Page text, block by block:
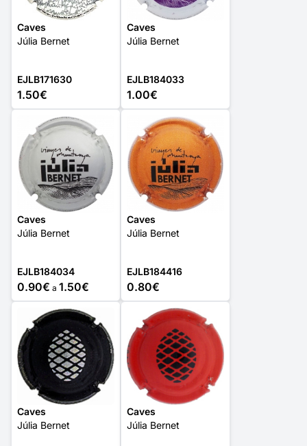
Caves
Júlia Bernet
EJLB171630
1.50€
Caves
Júlia Bernet
EJLB184033
1.00€
Caves
Júlia Bernet
EJLB184034
0.90€ a 1.50€
Caves
Júlia Bernet
EJLB184416
0.80€
Caves
Júlia Bernet
Caves
Júlia Bernet